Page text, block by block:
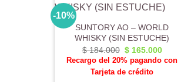
-10%
SUNTORY AO – WORLD
WHISKY (SIN ESTUCHE)
$184.000 El
precio
original
era:
$165.000El
precio
actual
Recargo del 20% pagando con
Tarjeta de crédito